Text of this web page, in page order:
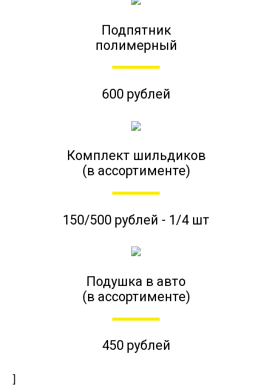
Подпятник
полимерный
600 рублей
Комплект шильдиков
(в ассортименте)
150/500 рублей - 1/4 шт
Подушка в авто
(в ассортименте)
450 рублей
]